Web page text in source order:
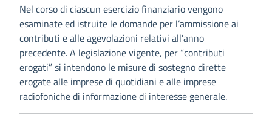
Nel corso di ciascun esercizio finanziario vengono
esaminate ed istruite le domande per l’ammissione ai
contributi e alle agevolazioni relativi all'anno
precedente. A legislazione vigente, per “contributi
erogati” si intendono le misure di sostegno dirette
erogate alle imprese di quotidiani e alle imprese
radiofoniche di informazione di interesse generale.